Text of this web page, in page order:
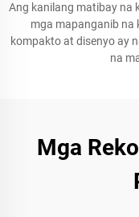
Ang kanilang matibay na
mga mapanganib na
kompakto at disenyo ay
na
Mga